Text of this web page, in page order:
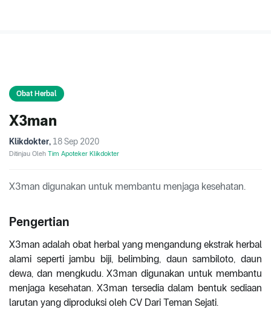
Obat Herbal
X3man
Klikdokter, 18 Sep 2020
Ditinjau Oleh Tim Apoteker Klikdokter
X3man digunakan untuk membantu menjaga kesehatan.
Pengertian
X3man adalah obat herbal yang mengandung ekstrak herbal
alami seperti jambu biji, belimbing, daun sambiloto, daun
dewa, dan mengkudu. X3man digunakan untuk membantu
menjaga kesehatan. X3man tersedia dalam bentuk sediaan
larutan yang diproduksi oleh CV Dari Teman Sejati.